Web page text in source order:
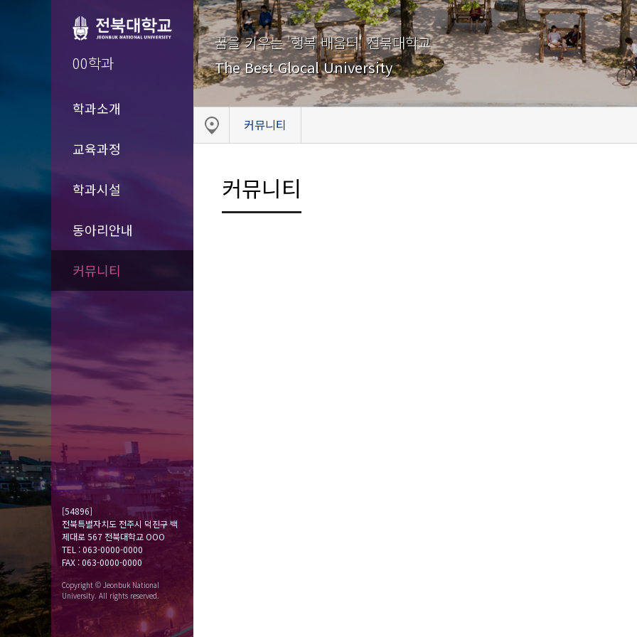
00학과
학과소개
교육과정
학과시설
동아리안내
커뮤니티
꿈을 키우는 '행복 배움터' 전북대학교
The Best Glocal University
커뮤니티
커뮤니티
[54896]
전북특별자치도 전주시 덕진구 백
제대로 567 전북대학교 OOO
TEL : 063-0000-0000
FAX : 063-0000-0000
Copyright © Jeonbuk National
University. All rights reserved.